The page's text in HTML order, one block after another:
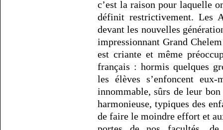
c’est la raison pour laquelle
définit restrictivement. Les
devant les nouvelles
impressionnant Grand
est criante et même
français : hormis quelques
les élèves s’enfoncent
innommable, sûrs de leur
harmonieuse, typiques des
de faire le moindre effort et